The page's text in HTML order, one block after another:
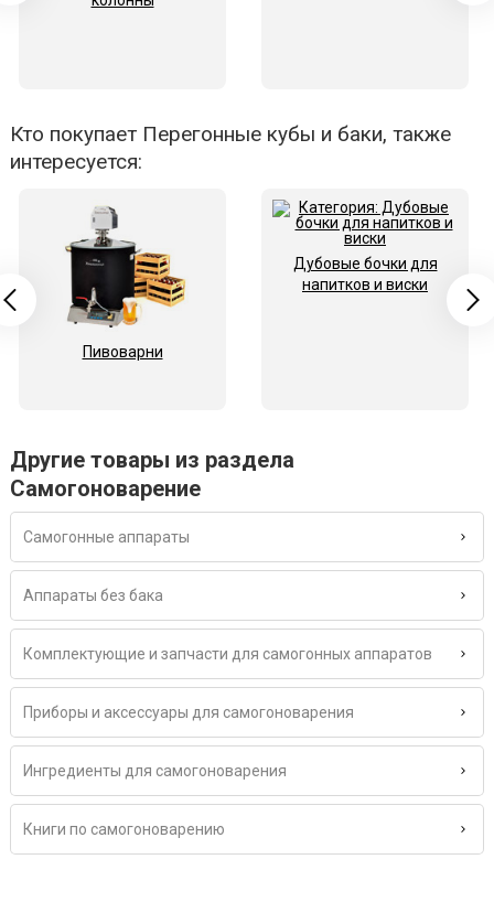
Кто покупает Перегонные кубы и баки, также
интересуется:
Пивоварни
Дубовые бочки для
напитков и виски
Другие товары из раздела
Самогоноварение
Самогонные аппараты
Аппараты без бака
Комплектующие и запчасти для самогонных аппаратов
Приборы и аксессуары для самогоноварения
Ингредиенты для самогоноварения
Книги по самогоноварению